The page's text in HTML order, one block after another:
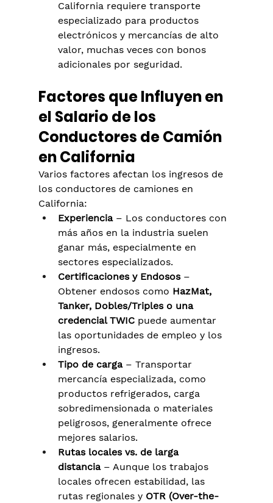
California requiere transporte
especializado para productos
electrónicos y mercancías de alto
valor, muchas veces con bonos
adicionales por seguridad.
Factores que Influyen en
el Salario de los
Conductores de Camión
en California
Varios factores afectan los ingresos de
los conductores de camiones en
California:
Experiencia – Los conductores con
más años en la industria suelen
ganar más, especialmente en
sectores especializados.
Certificaciones y Endosos –
Obtener endosos como HazMat,
Tanker, Dobles/Triples o una
credencial TWIC puede aumentar
las oportunidades de empleo y los
ingresos.
Tipo de carga – Transportar
mercancía especializada, como
productos refrigerados, carga
sobredimensionada o materiales
peligrosos, generalmente ofrece
mejores salarios.
Rutas locales vs. de larga
distancia – Aunque los trabajos
locales ofrecen estabilidad, las
rutas regionales y OTR (Over-the-